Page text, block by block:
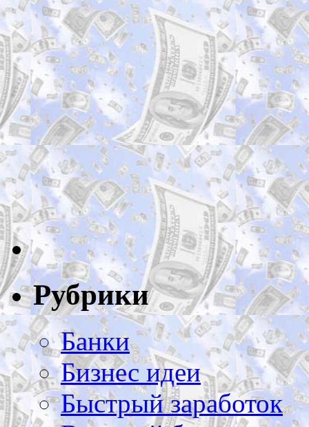
Рубрики
Банки
Бизнес идеи
Быстрый заработок